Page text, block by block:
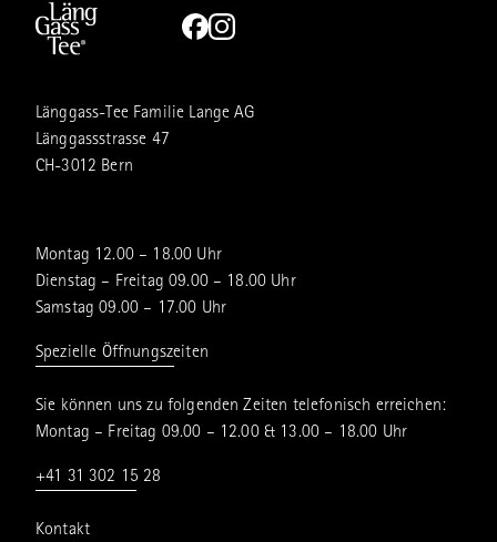
Länggass-Tee Familie Lange AG
Länggassstrasse 47
CH-3012 Bern
Montag 12.00 – 18.00 Uhr
Dienstag – Freitag 09.00 – 18.00 Uhr
Samstag 09.00 – 17.00 Uhr
Spezielle Öffnungszeiten
Sie können uns zu folgenden Zeiten telefonisch erreichen:
Montag – Freitag 09.00 – 12.00 & 13.00 – 18.00 Uhr
+41 31 302 15 28
Kontakt